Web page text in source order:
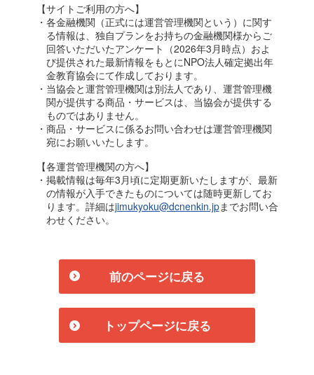
【サイトご利用の方へ】
・各金融機関（正式には運営管理機関という）に関す
る情報は、独自プランをお持ちの金融機関様からご
回答いただいたアンケート（2026年3月時点）およ
び提供された最新情報をもとにNPO法人確定拠出年
金教育協会にて作成しております。
・当協会と運営管理機関は別法人であり、運営管理機
関が提供する商品・サービスは、当協会が提供する
ものではありません。
・商品・サービスに係るお問い合わせは運営管理機関
宛にお願いいたします。
【各運営管理機関の方へ】
・掲載情報は毎年3月頃に定期更新いたしますが、最新
の情報が入手できたものについては随時更新してお
ります。詳細はjimukyoku@dcnenkin.jpまでお問い合
わせください。
前のページに戻る
トップページに戻る